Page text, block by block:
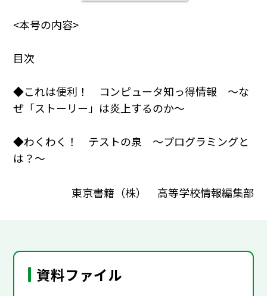
<本号の内容>
目次
◆これは便利！ コンピュータ知っ得情報 ～な
ぜ「ストーリー」は炎上するのか～
◆わくわく！ テストの泉 ～プログラミングと
は？～
東京書籍（株） 高等学校情報編集部
資料ファイル